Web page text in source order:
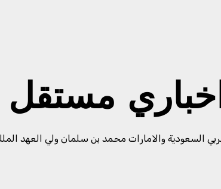
السعودية والامارات محمد بن سلمان ولي العهد